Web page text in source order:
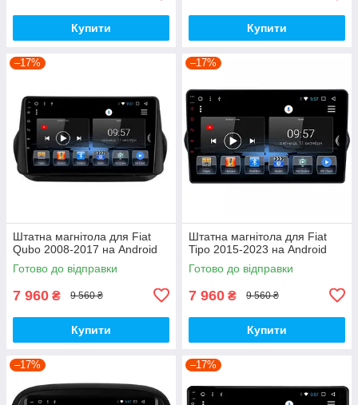
Купити Купити
–17%
Штатна магнітола для Fiat
Qubo 2008-2017 на Android
Готово до відправки
7 960 ₴ 9 560 ₴
Купити
–17%
Штатна магнітола для Fiat
Tipo 2015-2023 на Android
Готово до відправки
7 960 ₴ 9 560 ₴
Купити
–17% –17%